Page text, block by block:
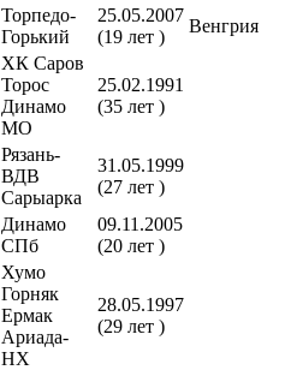
Торпедо-
Горький
25.05.2007
(19 лет )
Венгрия
ХК Саров
Торос
Динамо
МО
25.02.1991
(35 лет )
Рязань-
ВДВ
Сарыарка
31.05.1999
(27 лет )
Динамо
СПб
09.11.2005
(20 лет )
Хумо
Горняк
Ермак
Ариада-
НХ
28.05.1997
(29 лет )